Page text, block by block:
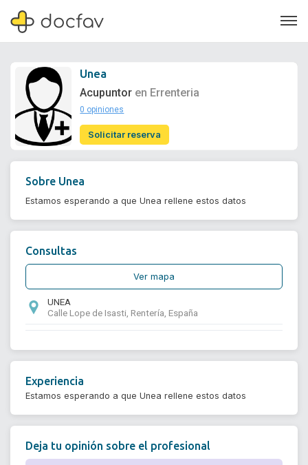
Soporte
Unea
Acupuntor en Errenteria
0 opiniones
Solicitar reserva
Sobre Unea
Estamos esperando a que Unea rellene estos datos
Consultas
Ver mapa
UNEA
Calle Lope de Isasti, Rentería, España
Experiencia
Estamos esperando a que Unea rellene estos datos
Deja tu opinión sobre el profesional